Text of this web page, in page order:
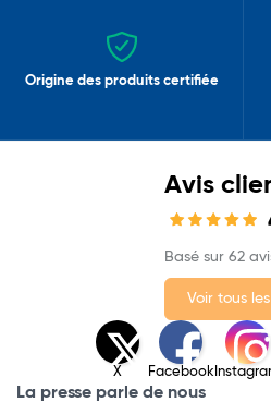
Origine des produits certifiée
Avis
Basé sur 62
Voir tous
X Facebook
La presse parle de nous